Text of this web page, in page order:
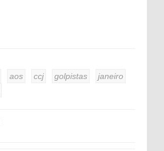
aos ccj golpistas
janeiro